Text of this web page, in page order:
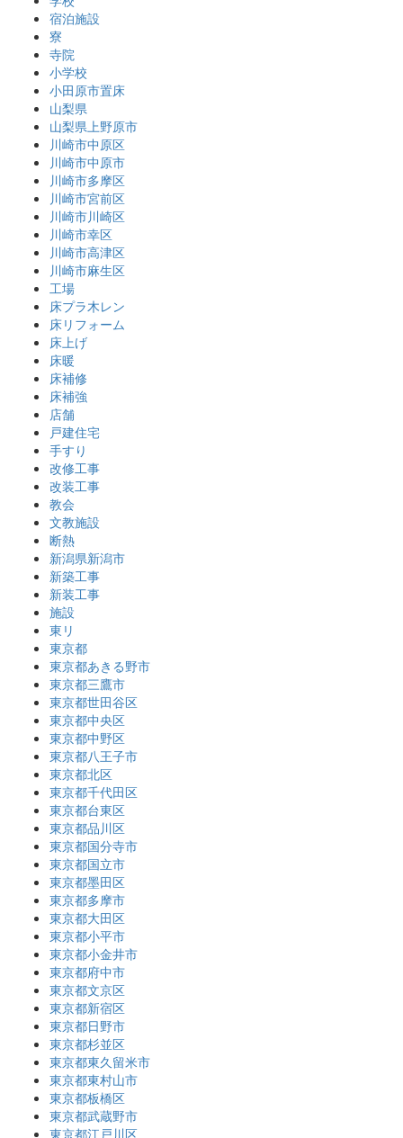
宿泊施設
寮
寺院
小学校
小田原市置床
山梨県
山梨県上野原市
川崎市中原区
川崎市中原市
川崎市多摩区
川崎市宮前区
川崎市川崎区
川崎市幸区
川崎市高津区
川崎市麻生区
工場
床プラ木レン
床リフォーム
床上げ
床暖
床補修
床補強
店舗
戸建住宅
手すり
改修工事
改装工事
教会
文教施設
断熱
新潟県新潟市
新築工事
新装工事
施設
東リ
東京都
東京都あきる野市
東京都三鷹市
東京都世田谷区
東京都中央区
東京都中野区
東京都八王子市
東京都北区
東京都千代田区
東京都台東区
東京都品川区
東京都国分寺市
東京都国立市
東京都墨田区
東京都多摩市
東京都大田区
東京都小平市
東京都小金井市
東京都府中市
東京都文京区
東京都新宿区
東京都日野市
東京都杉並区
東京都東久留米市
東京都東村山市
東京都板橋区
東京都武蔵野市
東京都江戸川区